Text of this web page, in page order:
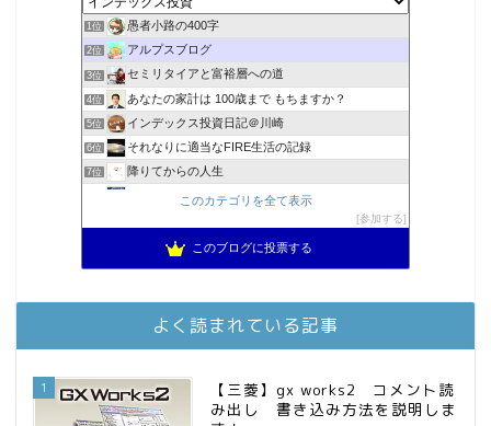
1位 愚者小路の400字
2位 アルプスブログ
3位 セミリタイアと富裕層への道
4位 あなたの家計は 100歳まで もちますか？
5位 インデックス投資日記＠川崎
6位 それなりに適当なFIRE生活の記録
7位 降りてからの人生
2023年(46歳)FIRE！！！＠20XX年FIRE！！！
スパコンSEが効率的投資で一家セミリタイアするブログ
11位 3階建ての資産形成
庶民的家族がインデックス投資でセミリタイア目指してみた
このカテゴリを全て表示
参加する
このブログに投票する
よく読まれている記事
1
【三菱】gx works2 コメント読
み出し 書き込み方法を説明しま